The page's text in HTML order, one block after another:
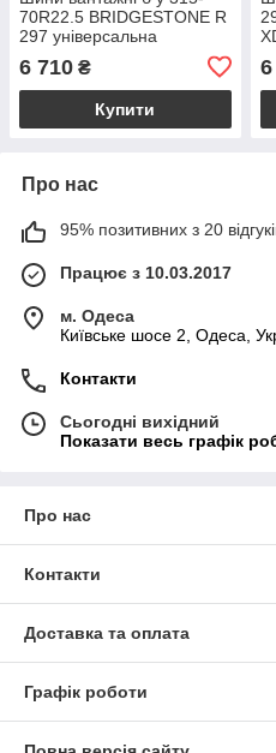
70R22.5 BRIDGESTONE R
297 універсальна
6 710 ₴
Купити
Про нас
95% позитивних з 20
Працює з 10.03.2017
м. Одеса
Київське шосе 2, Одеса,
Контакти
Сьогодні вихідний
Показати весь графік
Про нас
Контакти
Доставка та оплата
Графік роботи